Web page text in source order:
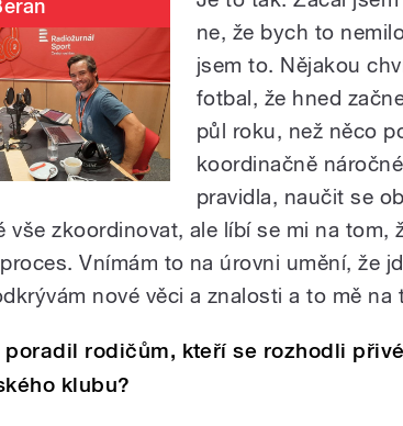
ne, že bych to
jsem to. Nějakou
fotbal, že hned
půl roku, než něco
koordinačně
pravidla, naučit se
vše zkoordinovat, ale líbí se mi na tom,
Vnímám to na úrovni umění, že
nové věci a znalosti a to mě na
poradil rodičům, kteří se rozhodli
klubu?